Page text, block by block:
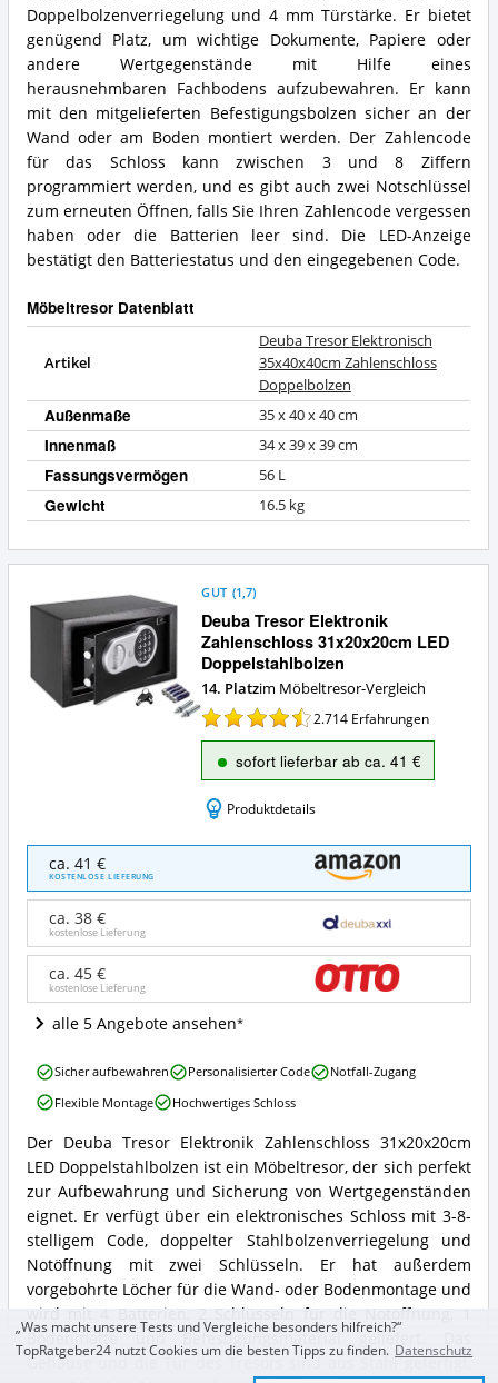
Elektronisch
35x40x40cm
Zahlenschloss
Doppelbolzen
Zusammenfassung:
Was
bietet
dieser
Möbeltresor?
Doppelbolzenverriegelung und 4 mm Türstärke. Er bietet
genügend Platz, um wichtige Dokumente, Papiere oder
andere Wertgegenstände mit Hilfe eines
herausnehmbaren Fachbodens aufzubewahren. Er kann
mit den mitgelieferten Befestigungsbolzen sicher an der
Wand oder am Boden montiert werden. Der Zahlencode
für das Schloss kann zwischen 3 und 8 Ziffern
programmiert werden, und es gibt auch zwei Notschlüssel
zum erneuten Öffnen, falls Sie Ihren Zahlencode vergessen
haben oder die Batterien leer sind. Die LED-Anzeige
bestätigt den Batteriestatus und den eingegebenen Code.
Möbeltresor Datenblatt
Artikel
Deuba Tresor Elektronisch
35x40x40cm Zahlenschloss
Doppelbolzen
Außenmaße 35 x 40 x 40 cm
Innenmaß 34 x 39 x 39 cm
Fassungsvermögen 56 L
Gewicht 16.5 kg
Vorteile:
Was
spricht
für
diesen
Möbeltresor?
Deuba Tresor Elektronik
Zahlenschloss 31x20x20cm LED
Doppelstahlbolzen
GUT (1,7)
14. Platzim Möbeltresor-Vergleich
2.714 Erfahrungen
sofort lieferbar ab ca. 41 €
Produktdetails
Tresor
Elektronik
Zahlenschloss
31x20x20cm
LED
Doppelstahlbolzen
Angebote:
Wo
ist
Möbeltresor
erhältlich?
ca. 41 €
KOSTENLOSE LIEFERUNG
ca. 38 €
kostenlose Lieferung
ca. 45 €
kostenlose Lieferung
alle 5 Angebote ansehen
Deuba
Tresor
Elektronik
Zahlenschloss
31x20x20cm
LED
Doppelstahlbolzen
Zusammenfassung:
Was
bietet
dieser
Der Deuba Tresor Elektronik Zahlenschloss 31x20x20cm
LED Doppelstahlbolzen ist ein Möbeltresor, der sich perfekt
zur Aufbewahrung und Sicherung von Wertgegenständen
eignet. Er verfügt über ein elektronisches Schloss mit 3-8-
stelligem Code, doppelter Stahlbolzenverriegelung und
Notöffnung mit zwei Schlüsseln. Er hat außerdem
vorgebohrte Löcher für die Wand- oder Bodenmontage und
wird mit 4 Batterien, 2 Schlüsseln für die Notöffnung, 1
Bodenmatte und Befestigungsmaterial geliefert. Das
Gehäuse und die Tür des Tresors sind aus Stahl gefertigt,
Deuba
Tresor
Elektronik
31x20x20cm
LED
Doppelstahlbolzen
Vorteile:
Was
spricht
für
diesen
Möbeltresor?
Sicher aufbewahren Personalisierter Code
Notfall-Zugang
Flexible Montage
Hochwertiges Schloss
„Was macht unsere Tests und Vergleiche besonders hilfreich?“
TopRatgeber24 nutzt Cookies um die besten Tipps zu finden. Datenschutz